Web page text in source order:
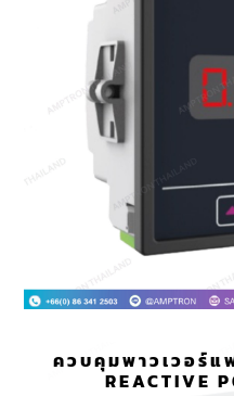
ควบคุมพาวเวอร์แ
REACTIVE